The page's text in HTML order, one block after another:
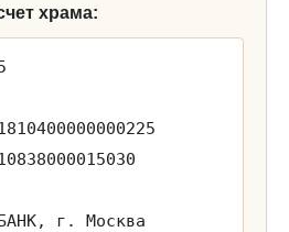
храма:
г. Москва